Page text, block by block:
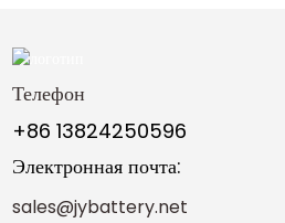
Телефон
+86 13824250596
Электронная почта:
sales@jybattery.net